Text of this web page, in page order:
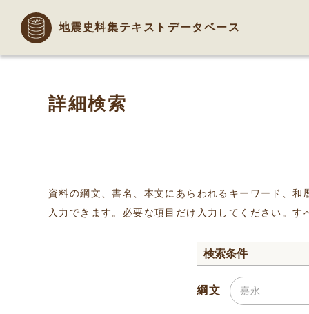
地震史料集テキストデータベース
詳細検索
資料の綱文、書名、本文にあらわれるキーワード、
入力できます。必要な項目だけ入力してください。
検索条件
綱文